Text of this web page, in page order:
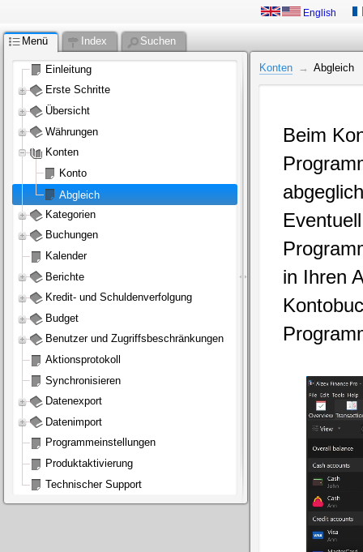
English
Menü Index Suchen
Einleitung
Erste Schritte
Übersicht
Währungen
Konten
Konto
Abgleich
Kategorien
Buchungen
Kalender
Berichte
Kredit- und Schuldenverfolgung
Budget
Benutzer und Zugriffsbeschränkungen
Aktionsprotokoll
Synchronisieren
Datenexport
Datenimport
Programmeinstellungen
Produktaktivierung
Technischer Support
Konten Abgleich
Beim
in Ihren